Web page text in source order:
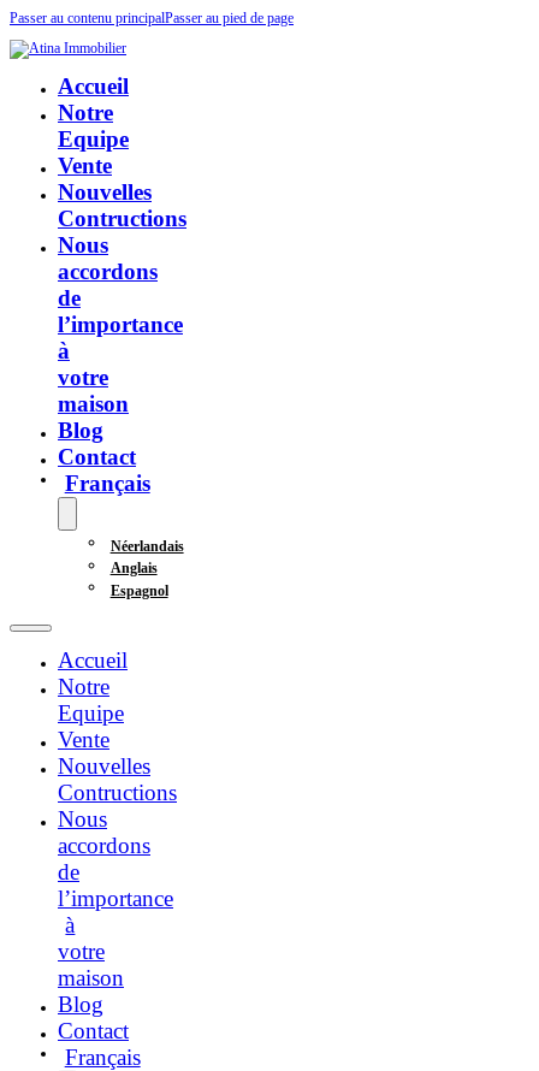
Passer au contenu principalPasser au pied de page
Accueil
Notre
Equipe
Vente
Nouvelles
Contructions
Nous
accordons
de
l’importance
à
votre
maison
Blog
Contact
Français
Néerlandais
Anglais
Espagnol
Accueil
Notre
Equipe
Vente
Nouvelles
Contructions
Nous
accordons
de
l’importance
à
votre
maison
Blog
Contact
Français